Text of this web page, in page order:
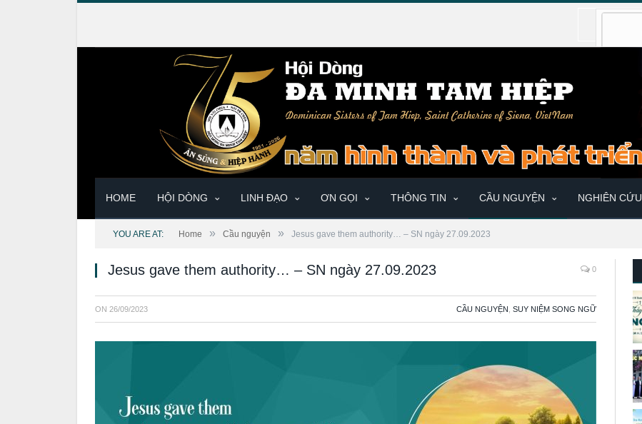
HOME HỘI DÒNG LINH ĐẠO ƠN GỌI THÔNG TIN CẦU NGUYỆN NGHIÊN CỨU
YOU ARE AT: Home » Cầu nguyện » Jesus gave them authority… – SN ngày 27.09.2023
Jesus gave them authority… – SN ngày 27.09.2023 0
ON 26/09/2023 CẦU NGUYỆN SUY NIỆM SONG NGỮ